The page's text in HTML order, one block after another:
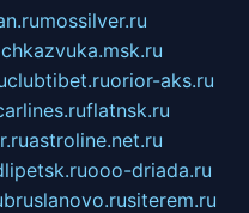
mossilver.ru
clubtibet.ruorior-aks.ru
flatnsk.ru
astroline.net.ru
ooo-driada.ru
bruslanovo.rusiterem.ru